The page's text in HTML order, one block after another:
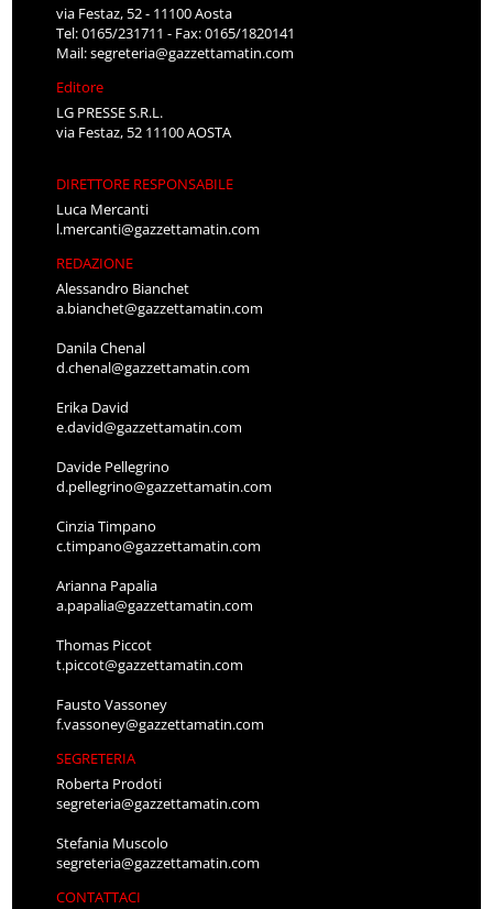
via Festaz, 52 - 11100 Aosta
Tel: 0165/231711 - Fax: 0165/1820141
Mail:segreteria@gazzettamatin.com
Editore
LG PRESSE S.R.L.
via Festaz, 52 11100 AOSTA
DIRETTORE RESPONSABILE
Luca Mercanti
l.mercanti@gazzettamatin.com
REDAZIONE
Alessandro Bianchet
a.bianchet@gazzettamatin.com
Danila Chenal
d.chenal@gazzettamatin.com
Erika David
e.david@gazzettamatin.com
Davide Pellegrino
d.pellegrino@gazzettamatin.com
Cinzia Timpano
c.timpano@gazzettamatin.com
Arianna Papalia
a.papalia@gazzettamatin.com
Thomas Piccot
t.piccot@gazzettamatin.com
Fausto Vassoney
f.vassoney@gazzettamatin.com
SEGRETERIA
Roberta Prodoti
segreteria@gazzettamatin.com
Stefania Muscolo
segreteria@gazzettamatin.com
CONTATTACI